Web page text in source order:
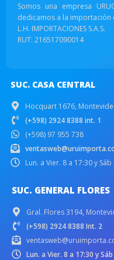
Somos una empresa
dedicamos a la importación
L.H. IMPORTACIONES S.A.S.
RUT: 216517090014
SUC. CASA CENTRAL
Hocquart 1676,
(+598) 2924 8388 int. 1
(+598) 97 955 738
Lun. a Vier. 8 a 17:30 y
SUC. GENERAL FLORES
Gral. Flores 3194,
(+598) 2924 8388 Int. 2
Lun. a Vier. 8 a 17:30 y